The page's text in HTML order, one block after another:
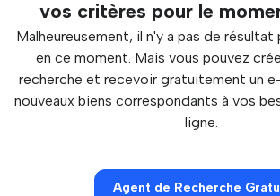
vos critères pour le
Malheureusement, il n'y a pas de
en ce moment. Mais vous pouvez
recherche et recevoir gratuitement un
nouveaux biens correspondants à vos
ligne.
Agent de Recherche